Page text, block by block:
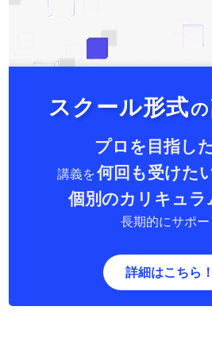
スクール形式の
プロを目指し
講義を何回も受けた
個別のカリキュラ
長期的にサポー
詳細はこちら！